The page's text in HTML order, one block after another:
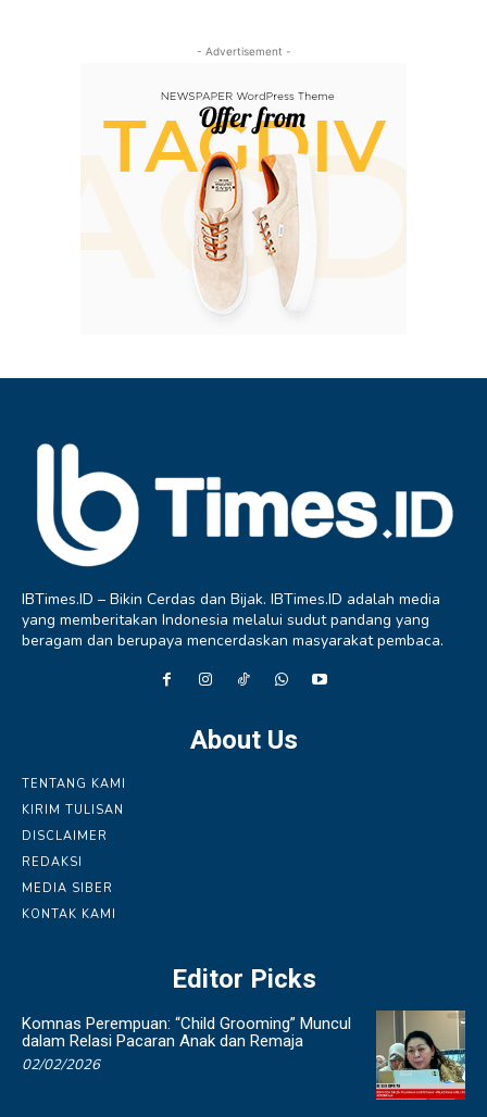
- Advertisement -
IBTimes.ID – Bikin Cerdas dan Bijak. IBTimes.ID adalah media
yang memberitakan Indonesia melalui sudut pandang yang
beragam dan berupaya mencerdaskan masyarakat pembaca.
About Us
TENTANG KAMI
KIRIM TULISAN
DISCLAIMER
REDAKSI
MEDIA SIBER
KONTAK KAMI
Editor Picks
Komnas Perempuan: “Child Grooming” Muncul
dalam Relasi Pacaran Anak dan Remaja
02/02/2026